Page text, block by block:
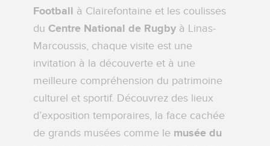
Football à Clairefontaine et les coulisses
du Centre National de Rugby à Linas-
Marcoussis, chaque visite est une
invitation à la découverte et à une
meilleure compréhension du patrimoine
culturel et sportif. Découvrez des lieux
d’exposition temporaires, la face cachée
de grands musées comme le musée du